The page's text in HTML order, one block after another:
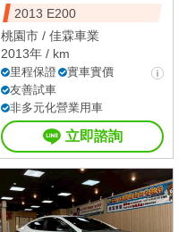
2013 E200
桃園市 / 佳霖車業
2013年 / km
里程保證
實車實價
友善試車
非多元化營業用車
立即諮詢